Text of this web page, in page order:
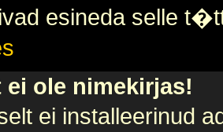
esineda selle
ei ole nimekirjas!
ei installeerinud